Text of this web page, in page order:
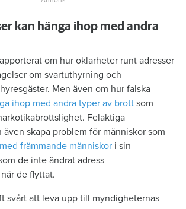
kan hänga ihop med andra
om hur oklarheter runt adresser
om svartuthyrning och
Men även om hur falska
ihop med andra typer av brott som
Felaktiga
även skapa problem för människor som
främmande människor i sin
de inte ändrat adress
när de flyttat.
svårt att leva upp till myndigheternas